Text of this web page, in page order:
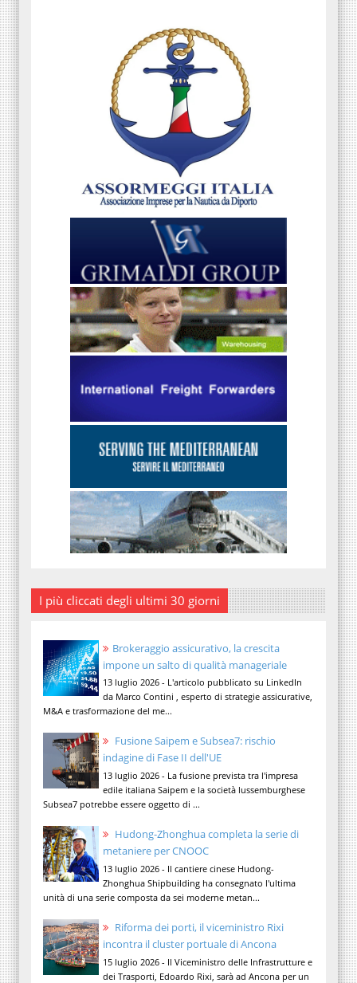
I più cliccati degli ultimi 30 giorni
Brokeraggio assicurativo, la crescita
impone un salto di qualità manageriale
13 luglio 2026 - L'articolo pubblicato su LinkedIn
da Marco Contini , esperto di strategie assicurative,
M&A e trasformazione del me...
Fusione Saipem e Subsea7: rischio
indagine di Fase II dell'UE
13 luglio 2026 - La fusione prevista tra l'impresa
edile italiana Saipem e la società lussemburghese
Subsea7 potrebbe essere oggetto di ...
Hudong-Zhonghua completa la serie di
metaniere per CNOOC
13 luglio 2026 - Il cantiere cinese Hudong-
Zhonghua Shipbuilding ha consegnato l'ultima
unità di una serie composta da sei moderne metan...
Riforma dei porti, il viceministro Rixi
incontra il cluster portuale di Ancona
15 luglio 2026 - Il Viceministro delle Infrastrutture e
dei Trasporti, Edoardo Rixi, sarà ad Ancona per un